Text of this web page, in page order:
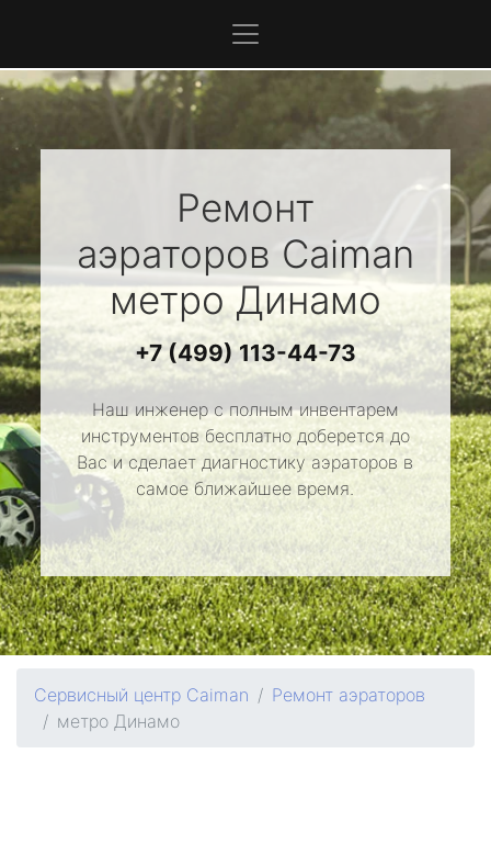
Ремонт
аэраторов Caiman
метро Динамо
+7 (499) 113-44-73
Наш инженер с полным инвентарем
инструментов бесплатно доберется до
Вас и сделает диагностику аэраторов в
самое ближайшее время.
Сервисный центр Caiman
Ремонт аэраторов
метро Динамо